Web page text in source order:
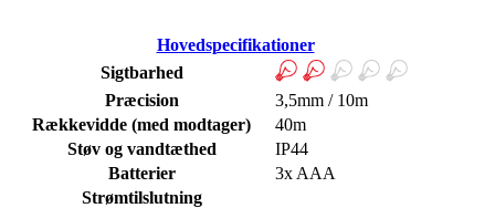
Hovedspecifikationer
Sigtbarhed
Præcision
3,5mm / 10m
Rækkevidde (med modtager)
40m
Støv og vandtæthed
IP44
Batterier
3x AAA
Strømtilslutning